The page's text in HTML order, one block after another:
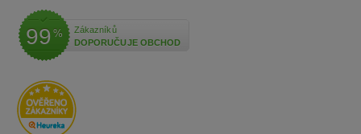
99 %
Zákazníků
DOPORUČUJE OBCHOD